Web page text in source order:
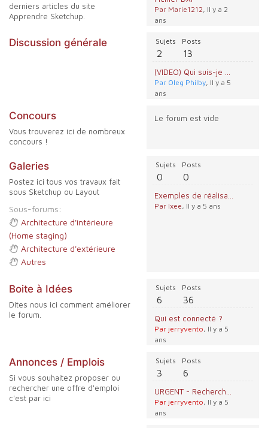
derniers articles du site
Apprendre Sketchup.
Par Marie1212, Il y a 2
ans
Discussion générale Sujets
2
Posts
13
Par Oleg Philby, Il y a 5
ans
Concours
Vous trouverez ici de nombreux
concours !
Le forum est vide
Galeries
Postez ici tous vos travaux fait
sous Sketchup ou Layout
Sous-forums:
Architecture d'intérieure
(Home staging)
Architecture d'extérieure
Autres
Sujets
0
Posts
0
Par Ixee, Il y a 5 ans
Boite à Idées
Dites nous ici comment améliorer
le forum.
Sujets
6
Posts
36
Qui est connecté ?
Par jerryvento, Il y a 5
ans
Annonces / Emplois
Si vous souhaitez proposer ou
rechercher une offre d'emploi
c'est par ici
Sujets
3
Posts
6
Par jerryvento, Il y a 5
ans